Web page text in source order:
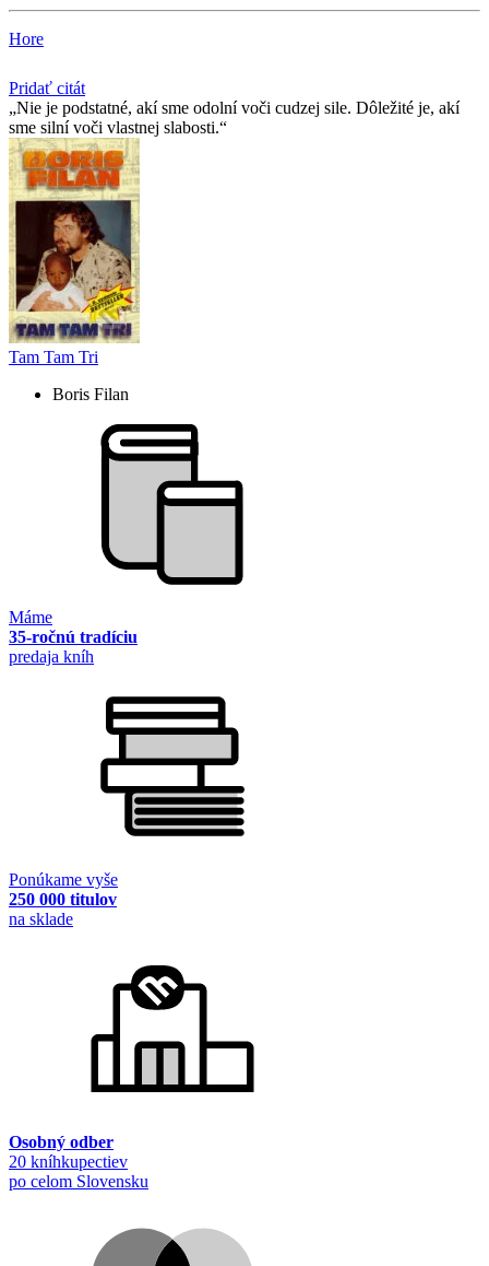
Hore
Pridať citát
Nie je podstatné, akí sme odolní voči cudzej sile. Dôležité je, akí
sme silní voči vlastnej slabosti.
Tam Tam Tri
Boris Filan
Máme
35-ročnú tradíciu
predaja kníh
Ponúkame vyše
250 000 titulov
na sklade
Osobný odber
20 kníhkupectiev
po celom Slovensku